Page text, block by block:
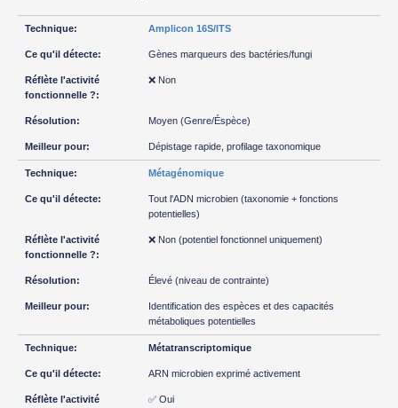
Amplicon 16S/ITS
Gènes marqueurs des bactéries/fungi
❌ Non
Moyen (Genre/Éspèce)
Dépistage rapide, profilage taxonomique
Métagénomique
Tout l'ADN microbien (taxonomie + fonctions
potentielles)
❌ Non (potentiel fonctionnel uniquement)
Élevé (niveau de contrainte)
Identification des espèces et des capacités
métaboliques potentielles
Métatranscriptomique
ARN microbien exprimé activement
✅ Oui